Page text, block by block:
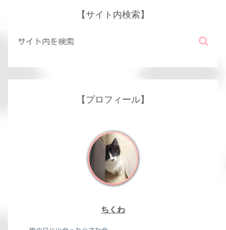
【サイト内検索】
【プロフィール】
ちくわ